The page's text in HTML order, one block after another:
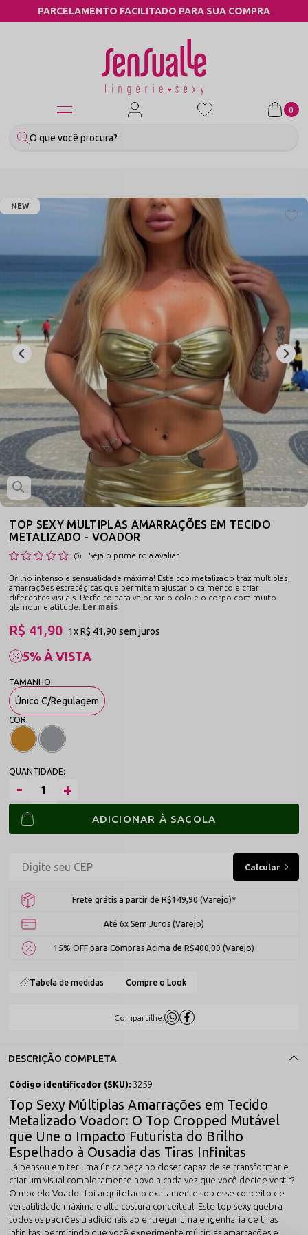
COMPRE PELO WHATSAPP
0
NEW
TOP SEXY MULTIPLAS AMARRAÇÕES EM TECIDO
METALIZADO - VOADOR
(0) Seja o primeiro a avaliar
Brilho intenso e sensualidade máxima! Este top metalizado traz múltiplas
amarrações estratégicas que permitem ajustar o caimento e criar
diferentes visuais. Perfeito para valorizar o colo e o corpo com muito
glamour e atitude.
Ler mais
5% À VISTA
R$ 41,90 1xR$ 41,90sem juros
Único C/Regulagem
ADICIONAR À SACOLA
Frete grátis a partir de R$149,90 (Varejo)*
Até 6x Sem Juros (Varejo)
15% OFF para Compras Acima de R$400,00 (Varejo)
Tabela de medidas Compre o Look
Compartilhe:
DESCRIÇÃO COMPLETA
Código identificador (SKU): 3259
Top Sexy Múltiplas Amarrações em Tecido
Metalizado Voador: O Top Cropped Mutável
que Une o Impacto Futurista do Brilho
Espelhado à Ousadia das Tiras Infinitas
Já pensou em ter uma única peça no closet capaz de se transformar e
criar um visual completamente novo a cada vez que você decide vestir?
O modelo Voador foi arquitetado exatamente sob esse conceito de
versatilidade máxima e alta costura conceitual. Este top sexy quebra
todos os padrões tradicionais ao entregar uma engenharia de tiras
infinitas, permitindo que você experimente múltiplas amarrações e